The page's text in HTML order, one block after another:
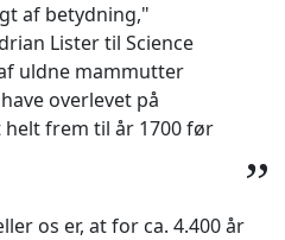
af betydning,"
Lister til Science
uldne mammutter
overlevet på
helt frem til år 1700 før
”
os er, at for ca. 4.400 år